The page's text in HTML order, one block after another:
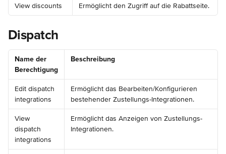
View discounts Ermöglicht den Zugriff auf die Rabattseite.
Dispatch
Name der
Berechtigung
Beschreibung
Edit dispatch
integrations
Ermöglicht das Bearbeiten/Konfigurieren
bestehender Zustellungs-Integrationen.
View
dispatch
integrations
Ermöglicht das Anzeigen von Zustellungs-
Integrationen.